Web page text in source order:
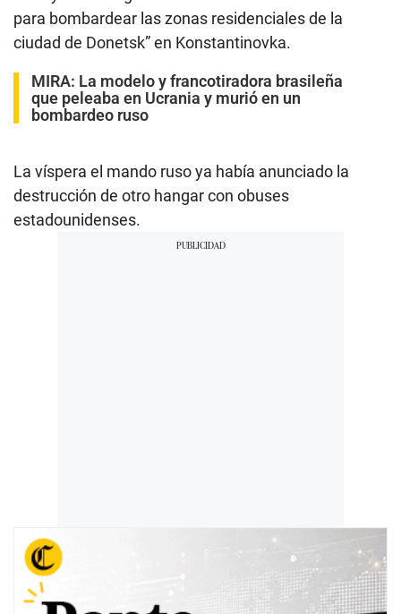
para bombardear las zonas residenciales de la
ciudad de Donetsk” en Konstantinovka.
MIRA: La modelo y francotiradora brasileña
que peleaba en Ucrania y murió en un
bombardeo ruso
La víspera el mando ruso ya había anunciado la
destrucción de otro hangar con obuses
estadounidenses.